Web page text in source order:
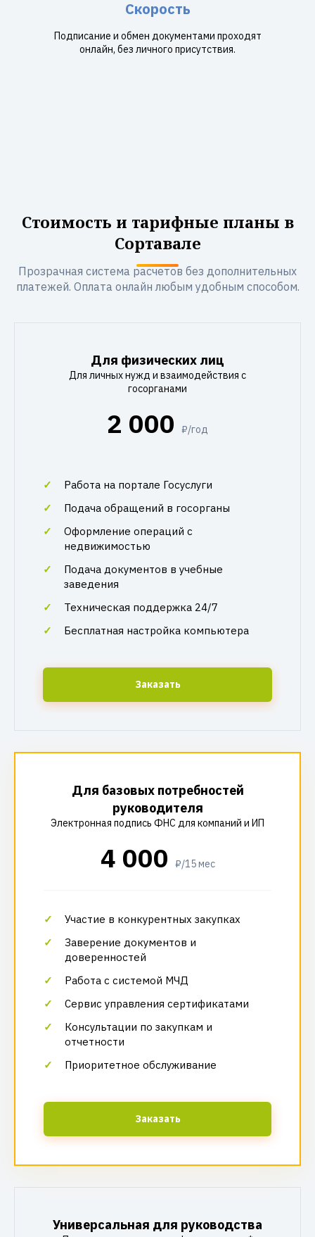
Скорость
Подписание и обмен документами проходят
онлайн, без личного присутствия.
Стоимость и тарифные планы в
Сортавале
Прозрачная система расчетов без дополнительных
платежей. Оплата онлайн любым удобным способом.
Для физических лиц
Для личных нужд и взаимодействия с
госорганами
2 000 ₽/год
Работа на портале Госуслуги
Подача обращений в госорганы
Оформление операций с
недвижимостью
Подача документов в учебные
заведения
Техническая поддержка 24/7
Бесплатная настройка компьютера
Заказать
Для базовых потребностей
руководителя
Электронная подпись ФНС для компаний и ИП
4 000 ₽/15 мес
Участие в конкурентных закупках
Заверение документов и
доверенностей
Работа с системой МЧД
Сервис управления сертификатами
Консультации по закупкам и
отчетности
Приоритетное обслуживание
Заказать
Универсальная для руководства